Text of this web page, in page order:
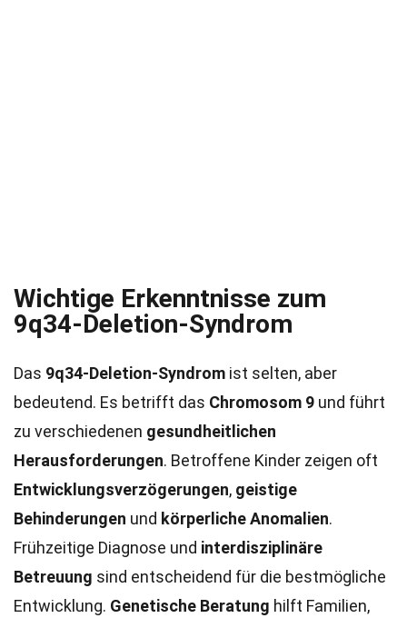
Wichtige Erkenntnisse zum
9q34-Deletion-Syndrom
Das 9q34-Deletion-Syndrom ist selten, aber
bedeutend. Es betrifft das Chromosom 9 und führt
zu verschiedenen gesundheitlichen
Herausforderungen. Betroffene Kinder zeigen oft
Entwicklungsverzögerungen, geistige
Behinderungen und körperliche Anomalien.
Frühzeitige Diagnose und interdisziplinäre
Betreuung sind entscheidend für die bestmögliche
Entwicklung. Genetische Beratung hilft Familien,